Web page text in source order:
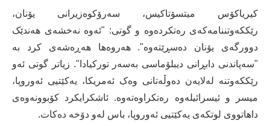
کیریاکۆس میتسۆتاکیس، سەرۆکوەزیرانی یۆنان،
رێککەوتننامەکەی رەتکردەوە و گوتی: "ئەوە نەخشەی هەندێک
دوورگەی یۆنان دەسڕێتەوە". هەروەها هەڕەشەی کرد بە
"سەپاندنی دابڕانی دیبلۆماسی بەسەر تورکیادا". زیاتر گوتی ئەو
رێککەوتنە لەلایەن دەوڵەتانی وەک ئەمریکا، یەکێتیی ئەوروپا،
میسر و ئیسرائیلەوە رەتکراوەتەوە. ئاشکرایکرد کۆبوونەوەی
داهاتووی لوتکەی یەکێتیی ئەوروپا، باس لەو دۆخە دەکات.